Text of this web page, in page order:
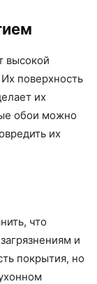
высокой
поверхность
их
обои можно
их
что
и
покрытия, но